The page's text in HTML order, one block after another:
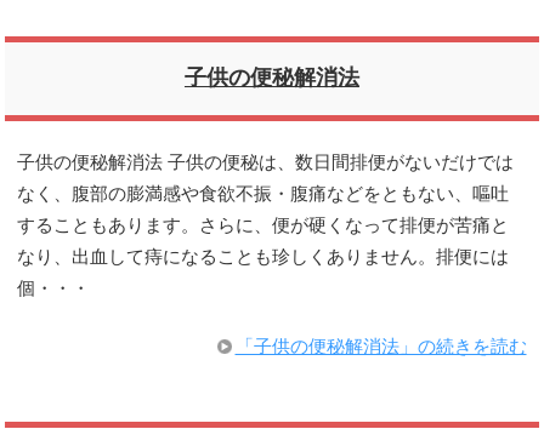
子供の便秘解消法
子供の便秘解消法 子供の便秘は、数日間排便がないだけでは
なく、腹部の膨満感や食欲不振・腹痛などをともない、嘔吐
することもあります。さらに、便が硬くなって排便が苦痛と
なり、出血して痔になることも珍しくありません。排便には
個・・・
「子供の便秘解消法」の続きを読む